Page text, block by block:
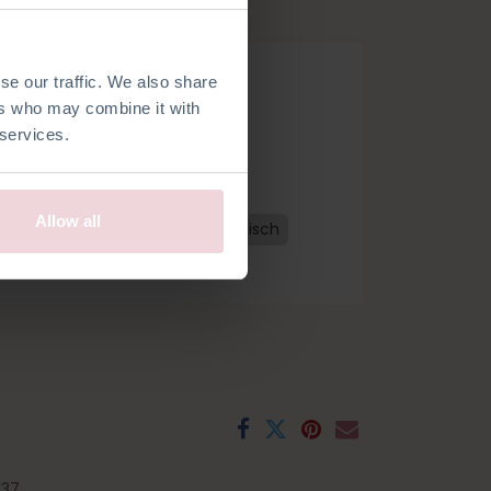
our traffic. We also share
who may combine it with
Allow all
2,5 mm gehäkelt.
bestellen
Niederländisch
Französisch
Schwedisch Norwegisch